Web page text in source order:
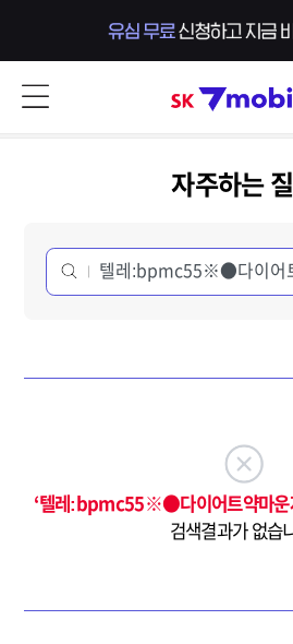
자주하는
‘텔레:bpmc55※●다이어트약마운
검색결과가 없습